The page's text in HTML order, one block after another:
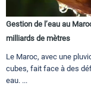
Gestion de l’eau au
milliards de mètres
Le Maroc, avec une
cubes, fait face à des
eau. ...